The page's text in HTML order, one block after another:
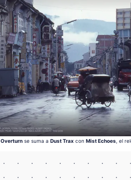
Overturn se suma a Dust Trax con Mist Echoes , el